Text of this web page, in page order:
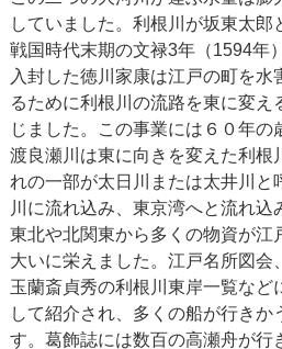
していました。利根川が坂東太郎
戦国時代末期の文禄3年（1594年
入封した徳川家康は江戸の町を
るために利根川の流路を東に変え
じました。この事業には６０年の
渡良瀬川は東に向きを変えた利根
れの一部が太日川または太井川と
川に流れ込み、東京湾へと流れ込
東北や北関東から多くの物資が江
大いに栄えました。江戸名所図会
玉蘭斎貞秀の利根川東岸一覧など
して紹介され、多くの船が行きか
す。葛飾誌には数百の高瀬舟が行